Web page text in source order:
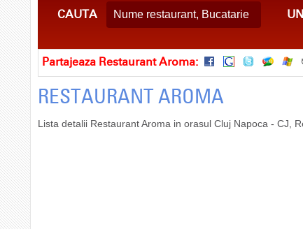
CAUTA
Partajeaza Restaurant Aroma:
RESTAURANT AROMA
Lista detalii Restaurant Aroma in orasul Cluj Napoca - CJ,